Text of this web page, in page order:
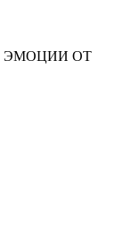
ЭМОЦИИ ОТ